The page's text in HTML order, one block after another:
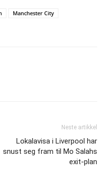
Manchester City
Neste artikkel
Lokalavisa i Liverpool har
snust seg fram til Mo Salahs
exit-plan